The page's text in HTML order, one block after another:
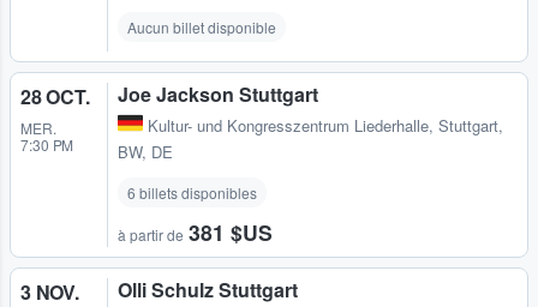
Aucun billet disponible
28 OCT.
MER.
7:30 PM
Joe Jackson Stuttgart
Kultur- und Kongresszentrum Liederhalle, Stuttgart,
BW, DE
6 billets disponibles
à partir de 381 $US
3 NOV. Olli Schulz Stuttgart